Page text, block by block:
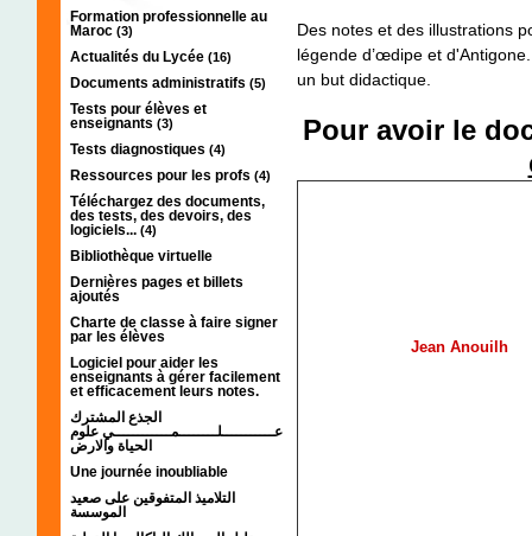
Formation professionnelle au
Maroc (3)
Actualités du Lycée (16)
Documents administratifs (5)
Tests pour élèves et
enseignants (3)
Tests diagnostiques (4)
Ressources pour les profs (4)
Téléchargez des documents,
des tests, des devoirs, des
logiciels... (4)
Bibliothèque virtuelle
Dernières pages et billets
ajoutés
Charte de classe à faire signer
par les élèves
Logiciel pour aider les
enseignants à gérer facilement
et efficacement leurs notes.
الجذع المشترك
عـــــــــــلــــــــمــــــــــــي علوم
الحياة والارض
Une journée inoubliable
التلاميذ المتفوقين على صعيد
الموسسة
Des notes et des illustrations
légende d’œdipe et
un but didactique.
Pour avoir le
Jean Anouilh